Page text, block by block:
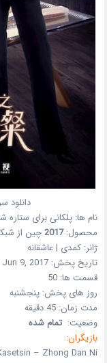
دانلود
نام ها:پلکانی برای ستاره
محصول:2017 چین از
ژانر:کمدی | عاشقانه
تاریخ پخش:Jun 9, 2017
قسمت ها:50
روز های پخش:پنجشنبه
مدت زمان:45 دقیقه
وضعیت: تمام شده
بازیگران:
– Zhong Dan Ni